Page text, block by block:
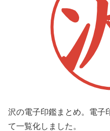
沢の電子印鑑まとめ。電子
て一覧化しました。